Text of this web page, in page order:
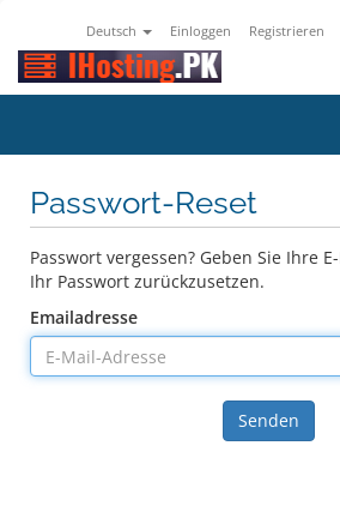
Deutsch Einloggen Registrieren
Passwort-Reset
Passwort vergessen? Geben Sie Ihre
Ihr Passwort zurückzusetzen.
Emailadresse
Senden